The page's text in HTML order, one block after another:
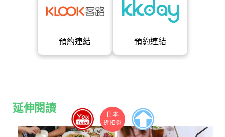
預約連結 預約連結
延伸閱讀